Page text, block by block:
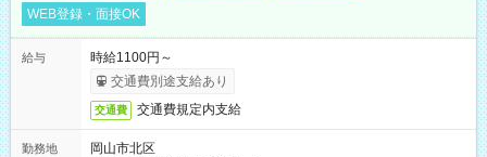
WEB登録・面接OK
給与
時給1100円～
交通費別途支給あり
交通費 交通費規定内支給
勤務地
岡山市北区